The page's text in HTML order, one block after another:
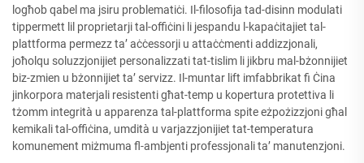
logħob qabel ma jsiru problematiċi. Il-filosofija tad-disinn modulati
tippermett lil proprietarji tal-offiċini li jespandu l-kapaċitajiet tal-
plattforma permezz ta’ aċċessorji u attaċċmenti addizzjonali,
joħolqu soluzzjonijiet personalizzati tat-tislim li jikbru mal-bżonnijiet
biz-zmien u bżonnijiet ta’ servizz. Il-muntar lift imfabbrikat fi Ċina
jinkorpora materjali resistenti għat-temp u kopertura protettiva li
tżomm integrità u apparenza tal-plattforma spite eżpożizzjoni għal
kemikali tal-offiċina, umdità u varjazzjonijiet tat-temperatura
komunement miżmuma fl-ambjenti professjonali ta’ manutenzjoni.